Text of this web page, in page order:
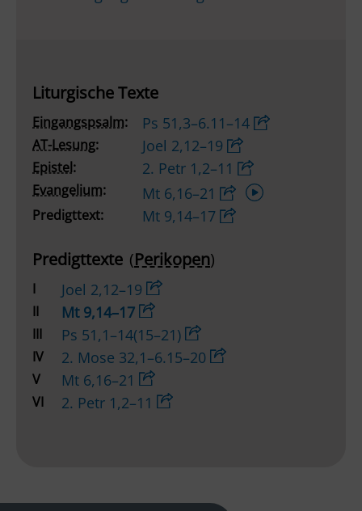
Liturgische Texte
Eingangspsalm: Ps 51,3–6.11–14
AT-Lesung: Joel 2,12–19
Epistel: 2. Petr 1,2–11
Evangelium: Mt 6,16–21
Audio-
Player
Predigttext: Mt 9,14–17
Predigttexte (Perikopen)
I Joel 2,12–19
II Mt 9,14–17
III Ps 51,1–14(15–21)
IV 2. Mose 32,1–6.15–20
V Mt 6,16–21
VI 2. Petr 1,2–11